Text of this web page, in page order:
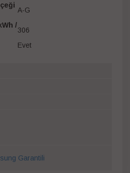
A-G
/
306
Evet
Garantili